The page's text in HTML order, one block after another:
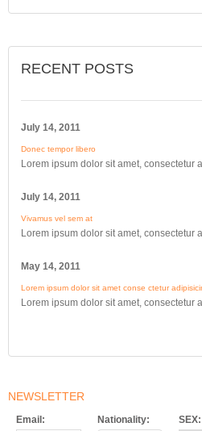
RECENT POSTS
July 14, 2011
Donec tempor libero
Lorem ipsum dolor sit amet, consectetur
July 14, 2011
Vivamus vel sem at
Lorem ipsum dolor sit amet, consectetur
May 14, 2011
Lorem ipsum dolor sit amet conse ctetur
Lorem ipsum dolor sit amet, consectetur
NEWSLETTER
Email: Nationality: SEX: